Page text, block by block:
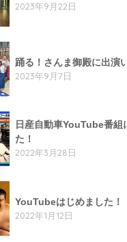
2023年9月22日
踊る！さんま御殿に出演
2023年9月7日
日産自動車YouTube番組
た！
2022年3月28日
YouTubeはじめました！
2022年1月12日